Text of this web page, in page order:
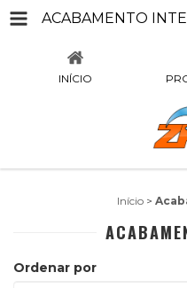
ACABAMENTO
INÍCIO
Início >
Ordenar por